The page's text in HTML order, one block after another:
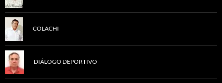
COLACHI
DIÁLOGO DEPORTIVO